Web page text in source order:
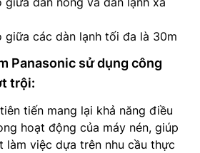
giữa các dàn lạnh tối đa là 30m
Panasonic sử dụng công
trội:
tiến mang lại khả năng điều
hoạt động của máy nén, giúp
làm việc dựa trên nhu cầu thực